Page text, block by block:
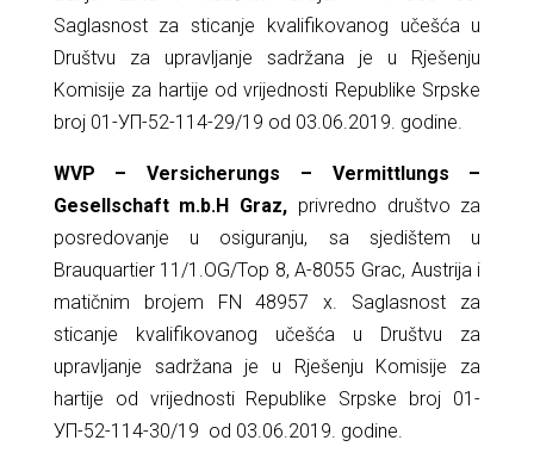
Saglasnost za sticanje kvalifikovanog učešća u
Društvu za upravljanje sadržana je u Rješenju
Komisije za hartije od vrijednosti Republike Srpske
broj 01-УП-52-114-29/19 od 03.06.2019. godine.
WVP – Versicherungs – Vermittlungs –
Gesellschaft m.b.H Graz, privredno društvo za
posredovanje u osiguranju, sa sjedištem u
Brauquartier 11/1.OG/Top 8, A-8055 Grac, Austrija i
matičnim brojem FN 48957 x. Saglasnost za
sticanje kvalifikovanog učešća u Društvu za
upravljanje sadržana je u Rješenju Komisije za
hartije od vrijednosti Republike Srpske broj 01-
УП-52-114-30/19 od 03.06.2019. godine.